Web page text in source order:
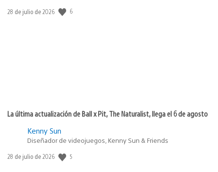
Fecha
28 de julio de 2026 6
La última actualización de Ball x Pit, The Naturalist, llega el 6 de agosto
Kenny Sun
Diseñador de videojuegos, Kenny Sun & Friends
Fecha
28 de julio de 2026 5